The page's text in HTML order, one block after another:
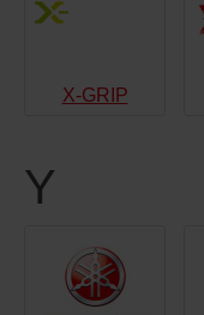
X-GRIP
Y